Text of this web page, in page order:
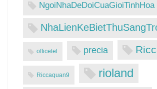
NgoiNhaDeDoiCuaGioiTinhHoa
officetel precia
Riccaquan9
rioland